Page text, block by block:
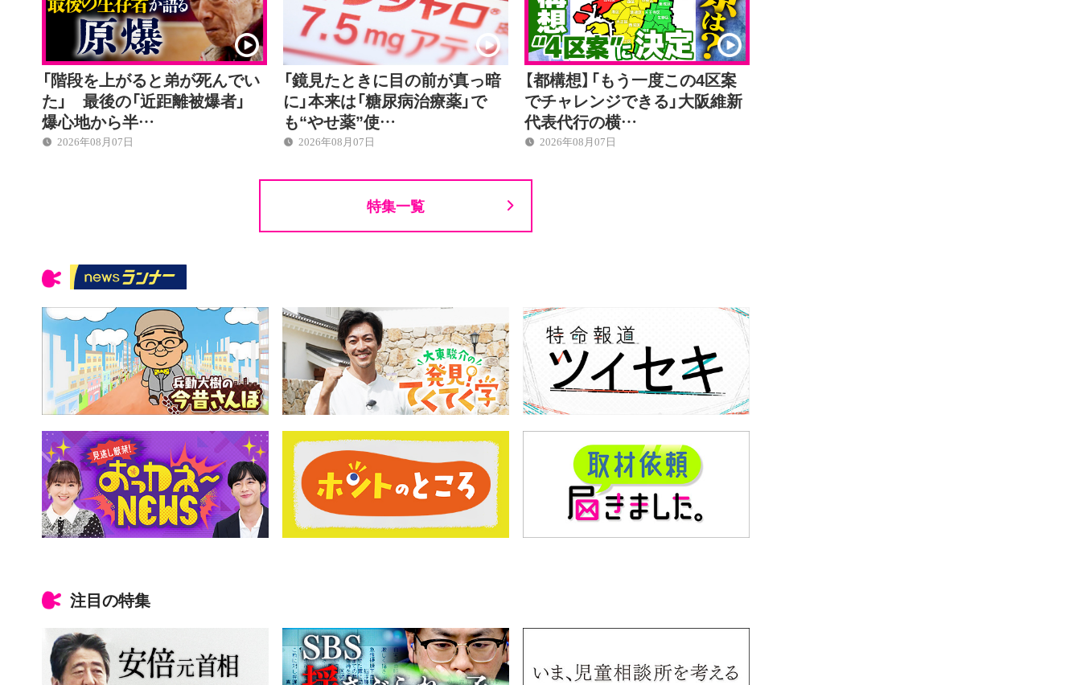
「階段を上がると弟が死んでい
た」 最後の「近距離被爆者」
爆心地から半…
2026年08月07日
「鏡見たときに目の前が真っ暗
に」本来は「糖尿病治療薬」で
も“やせ薬”使…
2026年08月07日
【都構想】「もう一度この4区案
でチャレンジできる」大阪維新
代表代行の横…
2026年08月07日
特集一覧
注目の特集